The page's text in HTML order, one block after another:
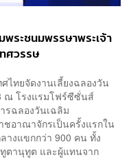
ระชนมพรรษาพระเจ้า
ศวรรษ
ไทยจัดงานเลี้ยงฉลองวัน
ณ โรงแรมโฟร์ซีซั่นส์
รฉลองวันเฉลิม
อาณาจักรเป็นครั้งแรกใน
างแขกกว่า 900 คน ทั้ง
ตานุทูต และผู้แทนจาก